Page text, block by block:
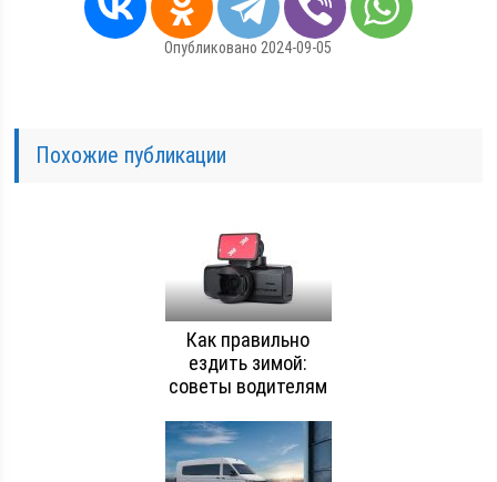
Опубликовано 2024-09-05
Похожие публикации
Как правильно
ездить зимой:
советы водителям